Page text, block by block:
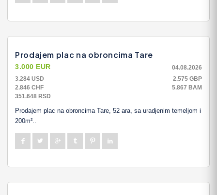
Prodajem plac na obroncima Tare
3.000 EUR
04.08.2026
3.284 USD
2.575 GBP
2.846 CHF
5.867 BAM
351.648 RSD
Prodajem plac na obroncima Tare, 52 ara, sa uradjenim temeljom i
200m²..